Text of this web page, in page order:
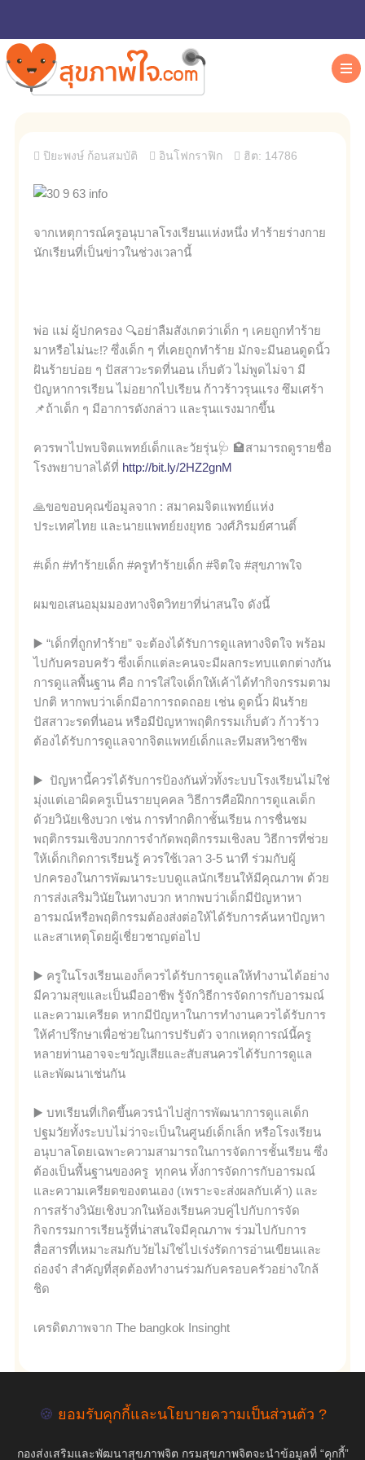
ปิยะพงษ์ ก้อนสมบัติ อินโฟกราฟิก ฮิต: 14786
จากเหตุการณ์ครูอนุบาลโรงเรียนแห่งหนึ่ง ทำร้ายร่างกาย
นักเรียนที่เป็นข่าวในช่วงเวลานี้
พ่อ แม่ ผู้ปกครอง 🔍อย่าลืมสังเกตว่าเด็ก ๆ เคยถูกทำร้าย
มาหรือไม่นะ⁉ ซึ่งเด็ก ๆ ที่เคยถูกทำร้าย มักจะมีนอนดูดนิ้ว
ฝันร้ายบ่อย ๆ ปัสสาวะรดที่นอน เก็บตัว ไม่พูดไม่จา มี
ปัญหาการเรียน ไม่อยากไปเรียน ก้าวร้าวรุนแรง ซึมเศร้า
📌ถ้าเด็ก ๆ มีอาการดังกล่าว และรุนแรงมากขึ้น
ควรพาไปพบจิตแพทย์เด็กและวัยรุ่น🩺 🏩สามารถดูรายชื่อ
โรงพยาบาลได้ที่ http://bit.ly/2HZ2gnM
🙏ขอขอบคุณข้อมูลจาก : สมาคมจิตแพทย์แห่ง
ประเทศไทย และนายแพทย์ยงยุทธ วงศ์ภิรมย์ศานติ์
#เด็ก #ทำร้ายเด็ก #ครูทำร้ายเด็ก #จิตใจ #สุขภาพใจ
ผมขอเสนอมุมมองทางจิตวิทยาที่น่าสนใจ ดังนี้
▶️ “เด็กที่ถูกทำร้าย” จะต้องได้รับการดูแลทางจิตใจ พร้อม
ไปกับครอบครัว ซึ่งเด็กแต่ละคนจะมีผลกระทบแตกต่างกัน
การดูแลพื้นฐาน คือ การใส่ใจเด็กให้เค้าได้ทำกิจกรรมตาม
ปกติ หากพบว่าเด็กมีอาการถดถอย เช่น ดูดนิ้ว ฝันร้าย
ปัสสาวะรดที่นอน หรือมีปัญหาพฤติกรรมเก็บตัว ก้าวร้าว
ต้องได้รับการดูแลจากจิตแพทย์เด็กและทีมสหวิชาชีพ
▶️ ปัญหานี้ควรได้รับการป้องกันทั่วทั้งระบบโรงเรียนไม่ใช่
มุ่งแต่เอาผิดครูเป็นรายบุคคล วิธีการคือฝึกการดูแลเด็ก
ด้วยวินัยเชิงบวก เช่น การทำกติกาชั้นเรียน การชื่นชม
พฤติกรรมเชิงบวกการจำกัดพฤติกรรมเชิงลบ วิธีการที่ช่วย
ให้เด็กเกิดการเรียนรู้ ควรใช้เวลา 3-5 นาที ร่วมกับผู้
ปกครองในการพัฒนาระบบดูแลนักเรียนให้มีคุณภาพ ด้วย
การส่งเสริมวินัยในทางบวก หากพบว่าเด็กมีปัญหาหา
อารมณ์หรือพฤติกรรมต้องส่งต่อให้ได้รับการค้นหาปัญหา
และสาเหตุโดยผู้เชี่ยวชาญต่อไป
▶️ ครูในโรงเรียนเองก็ควรได้รับการดูแลให้ทำงานได้อย่าง
มีความสุขและเป็นมืออาชีพ รู้จักวิธีการจัดการกับอารมณ์
และความเครียด หากมีปัญหาในการทำงานควรได้รับการ
ให้คำปรึกษาเพื่อช่วยในการปรับตัว จากเหตุการณ์นี้ครู
หลายท่านอาจจะขวัญเสียและสับสนควรได้รับการดูแล
และพัฒนาเช่นกัน
▶️ บทเรียนที่เกิดขึ้นควรนำไปสู่การพัฒนาการดูแลเด็ก
ปฐมวัยทั้งระบบไม่ว่าจะเป็นในศูนย์เด็กเล็ก หรือโรงเรียน
อนุบาลโดยเฉพาะความสามารถในการจัดการชั้นเรียน ซึ่ง
ต้องเป็นพื้นฐานของครู ทุกคน ทั้งการจัดการกับอารมณ์
และความเครียดของตนเอง (เพราะจะส่งผลกับเค้า) และ
การสร้างวินัยเชิงบวกในห้องเรียนควบคู่ไปกับการจัด
กิจกรรมการเรียนรู้ที่น่าสนใจมีคุณภาพ ร่วมไปกับการ
สื่อสารที่เหมาะสมกับวัยไม่ใช่ไปเร่งรัดการอ่านเขียนและ
ถ่องจำ สำคัญที่สุดต้องทำงานร่วมกับครอบครัวอย่างใกล้
ชิด
เครดิตภาพจาก The bangkok Insinght
empty
🍪 ยอมรับคุกกี้และนโยบายความเป็นส่วนตัว ?
กองส่งเสริมและพัฒนาสุขภาพจิต กรมสุขภาพจิตจะนำข้อมูลที่ “คุกกี้”